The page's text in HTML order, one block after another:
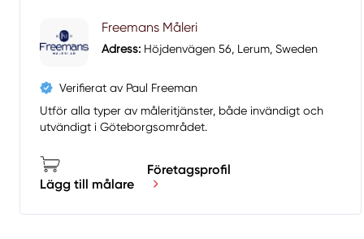
Freemans Måleri
Adress: Höjdenvägen 56, Lerum, Sweden
Verifierat av Paul Freeman
Utför alla typer av måleritjänster, både invändigt och
utvändigt i Göteborgsområdet.
Lägg till målare
Företagsprofil